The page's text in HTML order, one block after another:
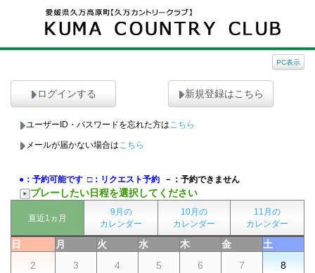
PC表示
ログインする 新規登録はこちら
ユーザーID・パスワードを忘れた方はこちら
メールが届かない場合はこちら
●：予約可能です □：リクエスト予約 －：予約できません
プレーしたい日程を選択してください
直近1ヵ月
9月の
カレンダー
10月の
カレンダー
11月の
カレンダー
日 月 火 水 木 金
土
2
3
4
5
6
7
8